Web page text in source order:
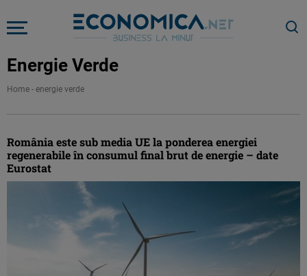
Energie Verde
Home - energie verde
România este sub media UE la ponderea energiei
regenerabile în consumul final brut de energie – date
Eurostat